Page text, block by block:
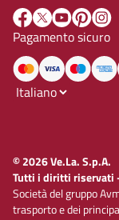
Pagamento sicuro
© 2026 Ve.La. S.p.A.
Tutti i diritti riservati
Società del gruppo
trasporto e dei